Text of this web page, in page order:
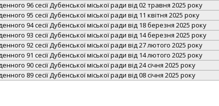
96 сесії Дубенської міської ради від 02 травня 2025 року
95 сесії Дубенської міської ради від 11 квітня 2025 року
94 сесії Дубенської міської ради від 18 березня 2025 року
93 сесії Дубенської міської ради від 14 березня 2025 року
92 сесії Дубенської міської ради від 27 лютого 2025 року
91 сесії Дубенської міської ради від 14 лютого 2025 року
90 сесії Дубенської міської ради від 24 січня 2025 року
89 сесії Дубенської міської ради від 08 січня 2025 року